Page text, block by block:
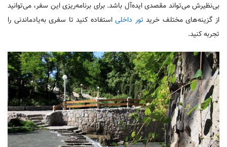
بی‌نظیرش می‌تواند مقصدی ایده‌آل باشد. برای برنامه‌ریزی این سفر، می‌توانید
از گزینه‌های مختلف خرید تور داخلیاستفاده کنید تا سفری به‌یادماندنی را
تجربه کنید.